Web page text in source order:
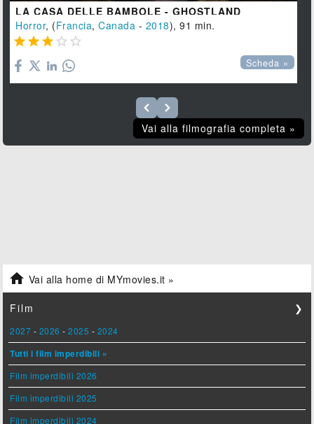
LA CASA DELLE BAMBOLE - GHOSTLAND
Horror, (Francia,Canada - 2018), 91 min.
    
Scheda »
Vai alla filmografia completa »
 Vai alla home di MYmovies.it »
Film ❯
2027 - 2026 -2025 - 2024
Tutti i film imperdibili »
Film imperdibili 2026
Film imperdibili 2025
Film imperdibili 2024